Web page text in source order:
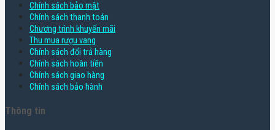
Chính sách bảo mật
Chính sách thanh toán
Chương trình khuyến mãi
Thu mua rượu vang
Chính sách đổi trả hàng
Chính sách hoàn tiền
Chính sách giao hàng
Chính sách bảo hành
Thông tin